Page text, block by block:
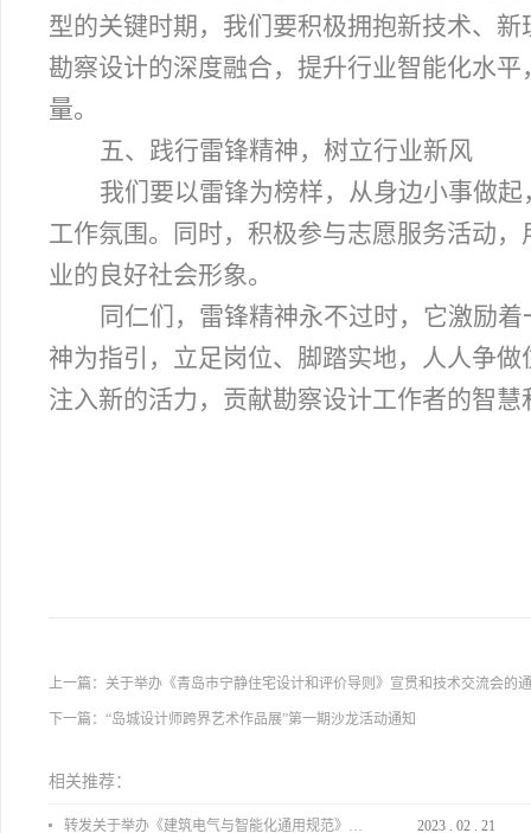
型的关键时期，我们要积极拥抱新技术、
勘察设计的深度融合，提升行业智能化水
量。
五、践行雷锋精神，树立行业新风
我们要以雷锋为榜样，从身边小事做
工作氛围。同时，积极参与志愿服务活动
业的良好社会形象。
同仁们，雷锋精神永不过时，它激励
神为指引，立足岗位、脚踏实地，人人争
注入新的活力，贡献勘察设计工作者的智慧
上一篇： 关于举办《青岛市宁静住宅设计和评价导则》宣贯和技术交流会的
下一篇： “岛城设计师跨界艺术作品展”第一期沙龙活动通知
相关推荐：
转发关于举办《建筑电气与智能化通用规范》 GB55024-2022公益宣贯的通知 2023 . 02 . 21